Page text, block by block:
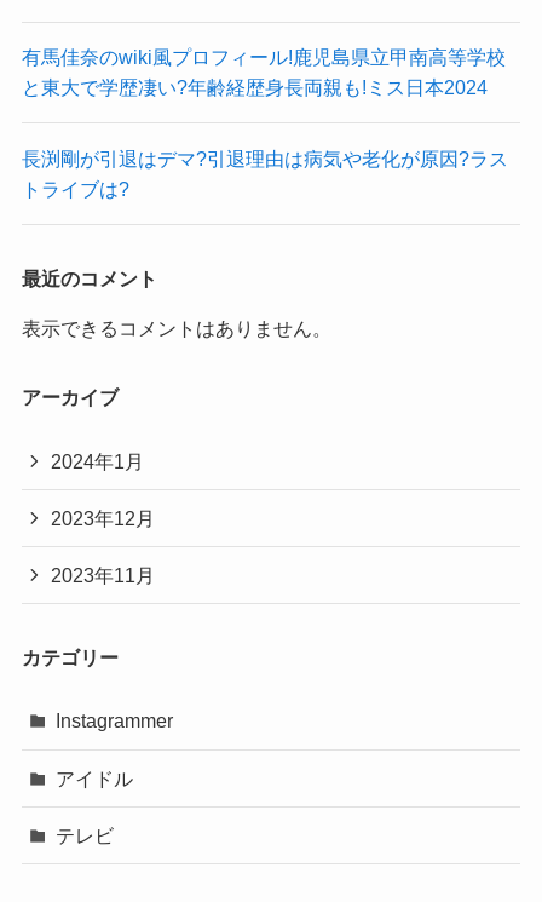
有馬佳奈のwiki風プロフィール!鹿児島県立甲南高等学校
と東大で学歴凄い?年齢経歴身長両親も!ミス日本2024
長渕剛が引退はデマ?引退理由は病気や老化が原因?ラス
トライブは?
最近のコメント
表示できるコメントはありません。
アーカイブ
2024年1月
2023年12月
2023年11月
カテゴリー
Instagrammer
アイドル
テレビ